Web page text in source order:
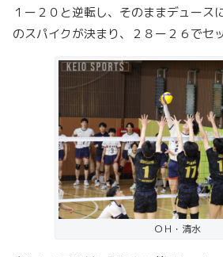
１ー２０と逆転し、そのままデュース
のスパイクが決まり、２８ー２６でセ
ＯＨ・清水